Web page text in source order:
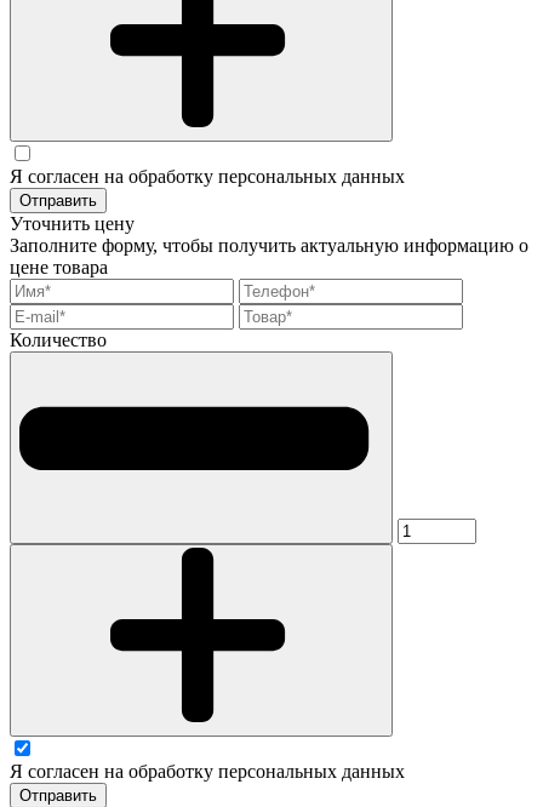
Я согласен на обработку персональных данных
Отправить
Уточнить цену
Заполните форму, чтобы получить актуальную информацию о
цене товара
Количество
Я согласен на обработку персональных данных
Отправить